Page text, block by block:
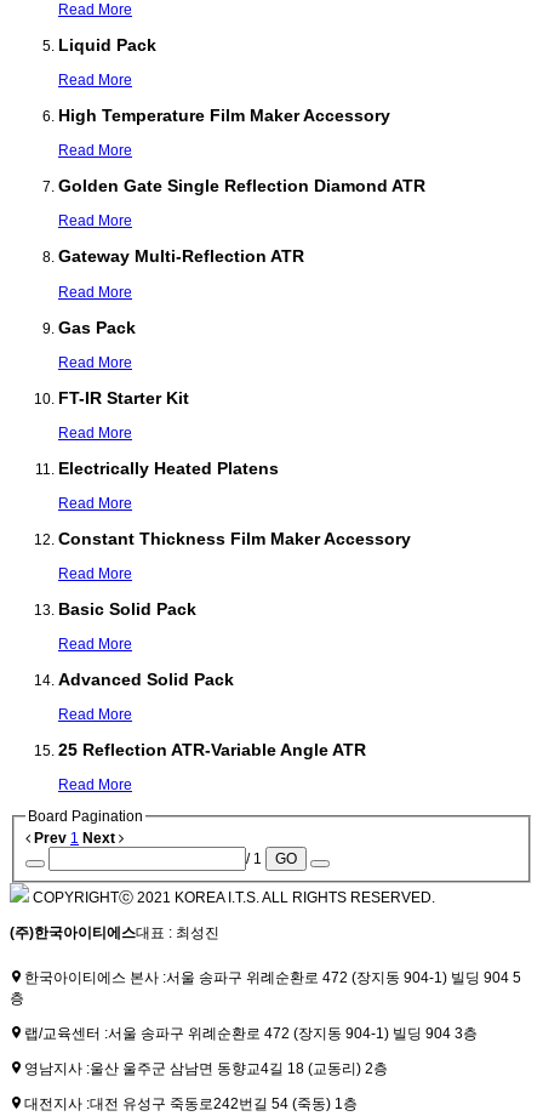
Read More
Liquid Pack
Read More
High Temperature Film Maker Accessory
Read More
Golden Gate Single Reflection Diamond ATR
Read More
Gateway Multi-Reflection ATR
Read More
Gas Pack
Read More
FT-IR Starter Kit
Read More
Electrically Heated Platens
Read More
Constant Thickness Film Maker Accessory
Read More
Basic Solid Pack
Read More
Advanced Solid Pack
Read More
25 Reflection ATR-Variable Angle ATR
Read More
Board Pagination
Prev 1 Next
/ 1
GO
COPYRIGHTⓒ 2021 KOREA I.T.S. ALL RIGHTS RESERVED.
(주)한국아이티에스대표 : 최성진
한국아이티에스 본사 :서울 송파구 위례순환로 472 (장지동 904-1) 빌딩 904 5
층
랩/교육센터 :서울 송파구 위례순환로 472 (장지동 904-1) 빌딩 904 3층
영남지사 :울산 울주군 삼남면 동향교4길 18 (교동리) 2층
대전지사 :대전 유성구 죽동로242번길 54 (죽동) 1층